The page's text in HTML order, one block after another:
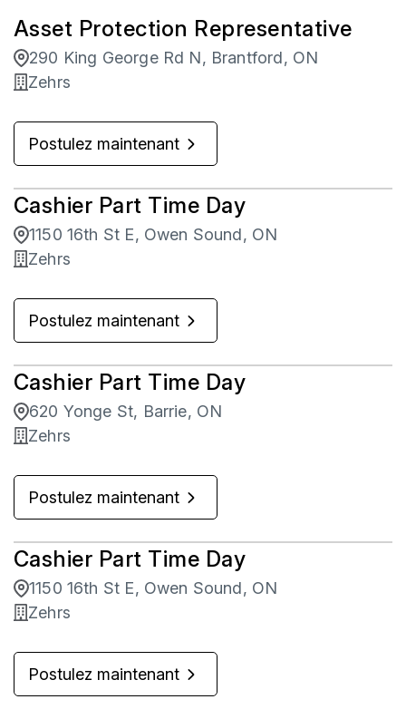
Keswick
Kingsville
Listowel
Asset Protection Representative
290 King George Rd N, Brantford, ON
Zehrs
Postulez maintenant
Cashier Part Time Day
1150 16th St E, Owen Sound, ON
Zehrs
Postulez maintenant
Cashier Part Time Day
620 Yonge St, Barrie, ON
Zehrs
Postulez maintenant
Cashier Part Time Day
1150 16th St E, Owen Sound, ON
Zehrs
Postulez maintenant